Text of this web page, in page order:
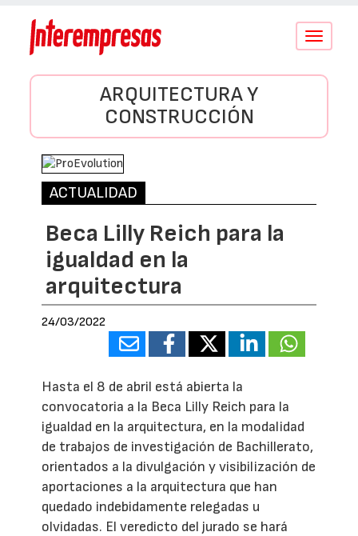
Conmutar
ARQUITECTURA Y
CONSTRUCCIÓN
ACTUALIDAD
Beca Lilly Reich para la
igualdad en la
arquitectura
24/03/2022
Hasta el 8 de abril está abierta la
convocatoria a la Beca Lilly Reich para la
igualdad en la arquitectura, en la modalidad
de trabajos de investigación de Bachillerato,
orientados a la divulgación y visibilización de
aportaciones a la arquitectura que han
quedado indebidamente relegadas u
olvidadas. El veredicto del jurado se hará